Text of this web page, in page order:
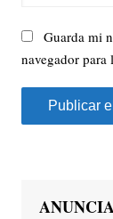
Guarda mi
navegador para